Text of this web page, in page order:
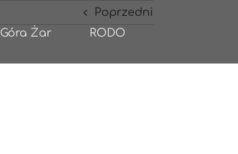
Góra Żar RODO
Poprzedni